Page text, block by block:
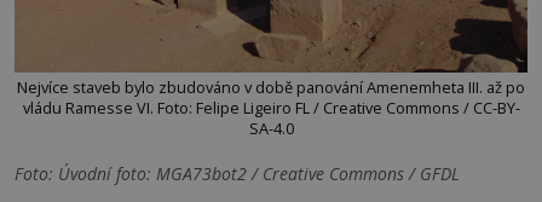
Nejvíce staveb bylo zbudováno v době panování Amenemheta III. až po
vládu Ramesse VI. Foto: Felipe Ligeiro FL / Creative Commons / CC-BY-
SA-4.0
Foto: Úvodní foto: MGA73bot2 / Creative Commons / GFDL